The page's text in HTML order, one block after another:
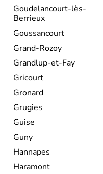
Goudelancourt-lès-
Berrieux
Goussancourt
Grand-Rozoy
Grandlup-et-Fay
Gricourt
Gronard
Grugies
Guise
Guny
Hannapes
Haramont